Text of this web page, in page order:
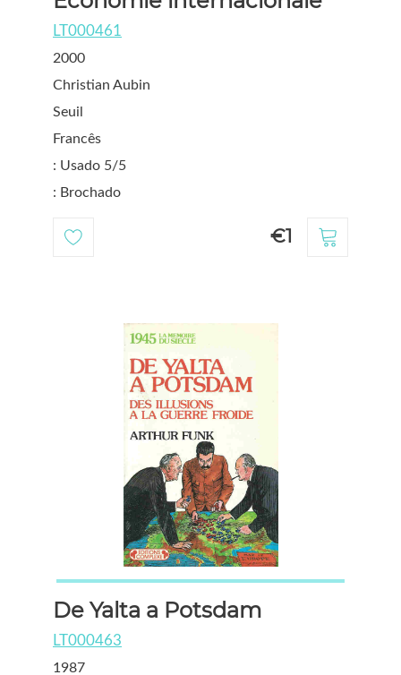
LT000461
2000
Christian Aubin
Seuil
Francês
: Usado 5/5
: Brochado
€1
De Yalta a Potsdam
LT000463
1987